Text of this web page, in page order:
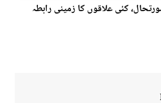
کئی علاقوں کا زمینی رابطہ